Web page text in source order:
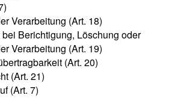
Verarbeitung (Art. 18)
Berichtigung, Löschung oder
Verarbeitung (Art. 19)
(Art. 20)
(Art. 21)
(Art. 7)